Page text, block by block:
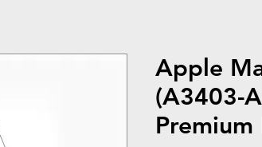
Apple
(A3403-